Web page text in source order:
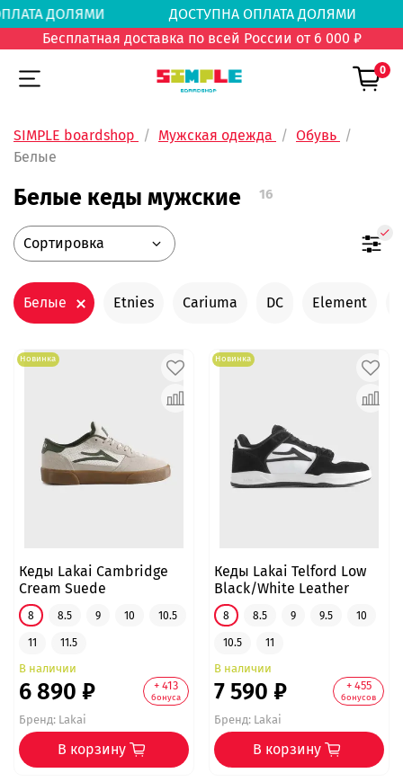
ОПЛАТА ДОЛЯМИ
ДОСТУПНА ОПЛАТА
Бесплатная доставка по всей России от 6 000 ₽
0
SIMPLE boardshop Мужская одежда
Обувь
Белые
Белые кеды мужские 16
Белые Etnies Cariuma DC Element
Новинка
Кеды Lakai Cambridge
Cream Suede
8 8.5 9 10 10.5
11 11.5
В наличии
6 890 ₽ + 413
бонуса
Бренд:Lakai
В корзину
Новинка
Кеды Lakai Telford Low
Black/White Leather
8 8.5 9 9.5 10
10.5 11
В наличии
7 590 ₽ + 455
бонусов
Бренд:Lakai
В корзину